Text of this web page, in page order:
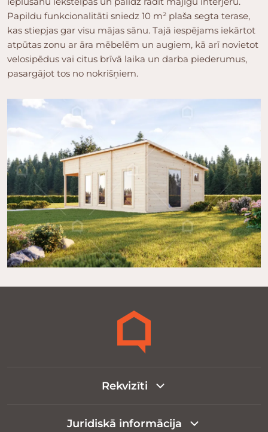
Papildu funkcionalitāti sniedz 10 m² plaša segta terase,
kas stiepjas gar visu mājas sānu. Tajā iespējams iekārtot
atpūtas zonu ar āra mēbelēm un augiem, kā arī novietot
velosipēdus vai citus brīvā laika un darba piederumus,
pasargājot tos no nokrišņiem.
Rekvizīti
Juridiskā informācija